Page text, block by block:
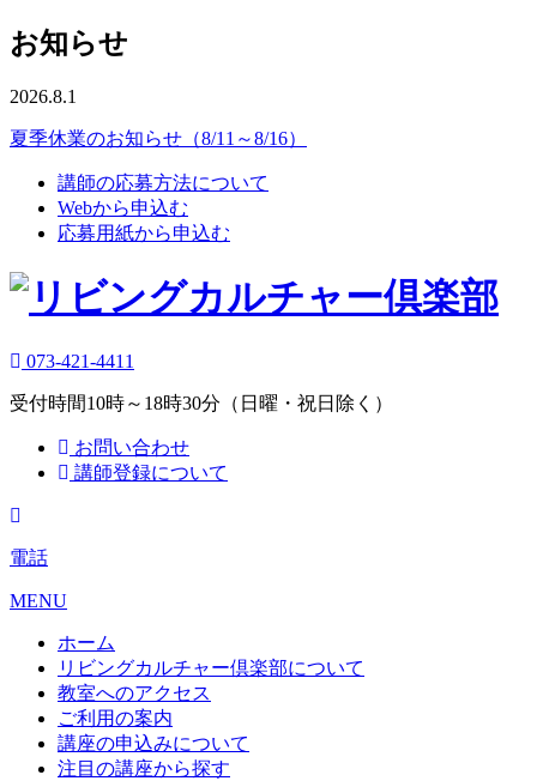
お知らせ
2026.8.1
夏季休業のお知らせ（8/11～8/16）
講師の応募方法について
Webから申込む
応募用紙から申込む
073-421-4411
受付時間10時～18時30分（日曜・祝日除く）
お問い合わせ
講師登録について
電話
MENU
ホーム
リビングカルチャー倶楽部について
教室へのアクセス
ご利用の案内
講座の申込みについて
注目の講座から探す